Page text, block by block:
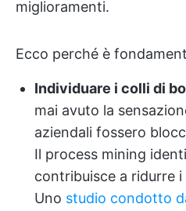
miglioramenti.
Ecco perché è
Individuare i colli di
mai avuto la
aziendali fossero
Il process mining
contribuisce a ridurre
Uno studio condotto